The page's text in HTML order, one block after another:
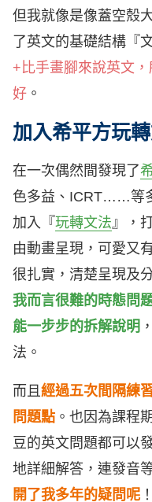
但我就像是像蓋空殼
了英文的基礎結構『
+比手畫腳來說英文
好 。
加入希平方玩
在一次偶然間發現了
色多益、ICRT……等
加入『 玩轉文法』，
由動畫呈現，可愛又
很扎實，清楚呈現及
我而言很難的時態問
能一步步的拆解說明
法。
而且經過五次間隔練
問題點 。也因為課程
豆的英文問題都可以
地詳細解答，連發音
開了我多年的疑問呢 ！